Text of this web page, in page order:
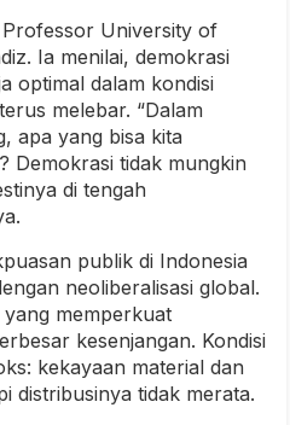
University of
Ia menilai, demokrasi
optimal dalam kondisi
melebar. “Dalam
apa yang bisa kita
Demokrasi tidak mungkin
di tengah
publik di Indonesia
neoliberalisasi global.
memperkuat
kesenjangan. Kondisi
kekayaan material dan
distribusinya tidak merata.